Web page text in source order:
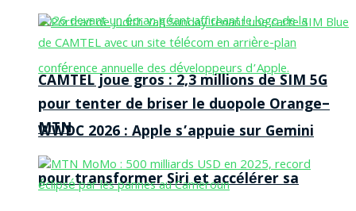
WWDC 2026 : Apple s’appuie sur Gemini
pour transformer Siri et accélérer sa
CAMTEL joue gros : 2,3 millions de SIM 5G
pour tenter de briser le duopole Orange–
MTN